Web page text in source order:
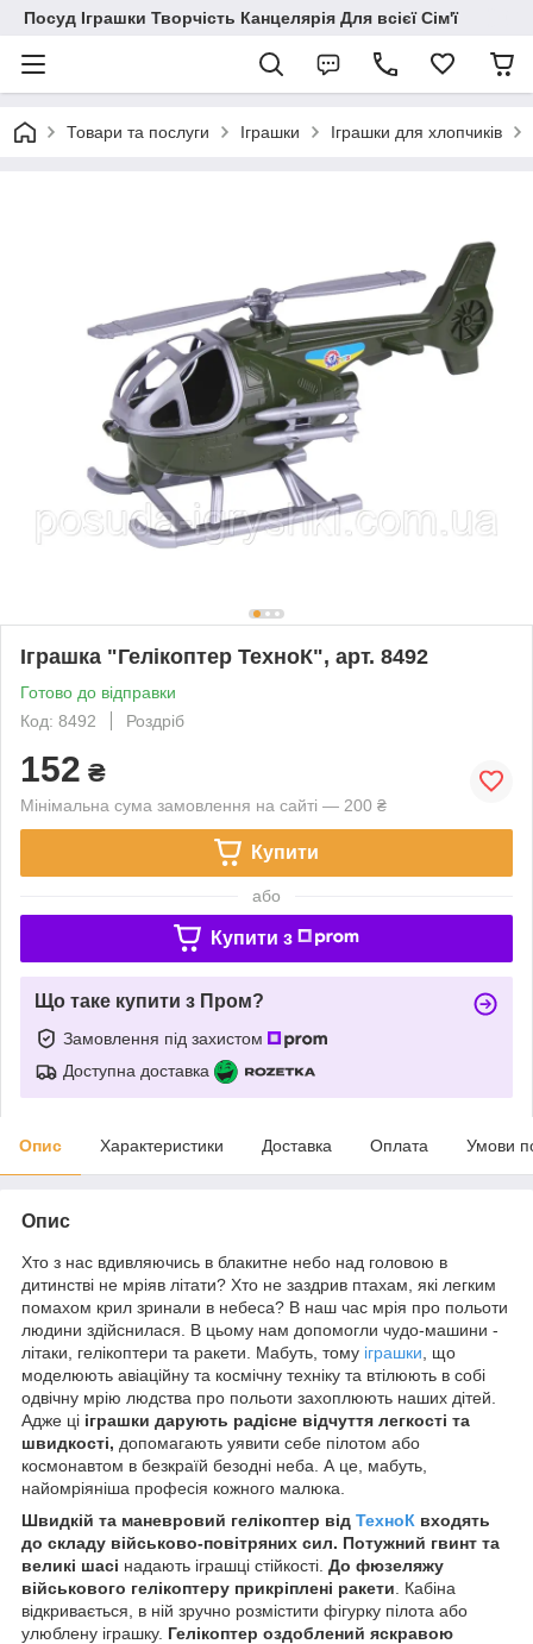
Посуд Іграшки Творчість Канцелярія Для всієї Сім'ї
Товари та послуги Іграшки Іграшки для хлопчиків
Іграшка "Гелікоптер ТехноК", арт. 8492
Готово до відправки
Код: 8492
Роздріб
152 ₴
Мінімальна сума замовлення на сайті — 200 ₴
Купити
або
Купити з
Що таке купити з Пром?
Замовлення під захистом
Доступна доставка
Опис Характеристики Доставка Оплата Умови
Опис
Хто з нас вдивляючись в блакитне небо над головою в
дитинстві не мріяв літати? Хто не заздрив птахам, які легким
помахом крил зринали в небеса? В наш час мрія про польоти
людини здійснилася. В цьому нам допомогли чудо-машини -
літаки, гелікоптери та ракети. Мабуть, тому іграшки , що
моделюють авіаційну та космічну техніку та втілюють в собі
одвічну мрію людства про польоти захоплюють наших дітей.
Адже ці іграшки дарують радісне відчуття легкості та
швидкості, допомагають уявити себе пілотом або
космонавтом в безкраїй безодні неба. А це, мабуть,
найомріяніша професія кожного малюка.
Швидкій та маневровий гелікоптер від ТехноК входять
до складу військово-повітряних сил. Потужний гвинт та
великі шасі надають іграшці стійкості. До фюзеляжу
військового гелікоптеру прикріплені ракети . Кабіна
відкривається, в ній зручно розмістити фігурку пілота або
улюблену іграшку. Гелікоптер оздоблений яскравою